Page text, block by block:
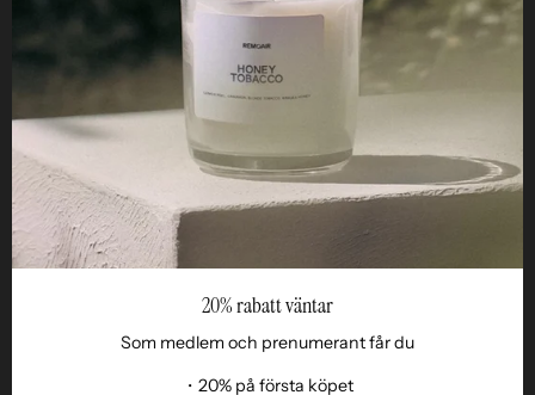
20% rabatt väntar
Som medlem och prenumerant får du
・20% på första köpet
ETHOS